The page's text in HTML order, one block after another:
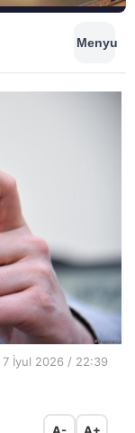
Menyu
7 İyul 2026 / 22:39
A- A+